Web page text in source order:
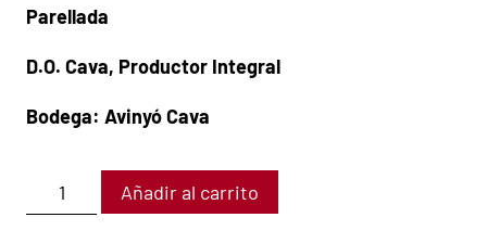
Parellada
D.O. Cava, Productor Integral
Bodega: Avinyó Cava
Añadir al carrito